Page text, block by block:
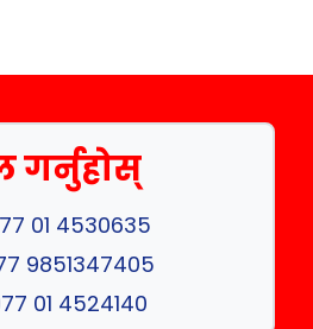
01 4530635
9851347405
01 4524140